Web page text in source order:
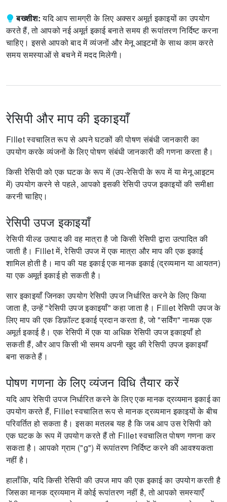
बख्शीश: यदि आप सामग्री के लिए अक्सर अमूर्त इकाइयों का उपयोग
करते हैं, तो आपको नई अमूर्त इकाई बनाते समय ही रूपांतरण निर्दिष्ट करना
चाहिए। इससे आपको बाद में व्यंजनों और मेनू आइटमों के साथ काम करते
समय समस्याओं से बचने में मदद मिलेगी।
रेसिपी और माप की इकाइयाँ
Fillet स्वचालित रूप से अपने घटकों की पोषण संबंधी जानकारी का
उपयोग करके व्यंजनों के लिए पोषण संबंधी जानकारी की गणना करता है।
किसी रेसिपी को एक घटक के रूप में (उप-रेसिपी के रूप में या मेनू आइटम
में) उपयोग करने से पहले, आपको इसकी रेसिपी उपज इकाइयों की समीक्षा
करनी चाहिए।
रेसिपी उपज इकाइयाँ
रेसिपी यील्ड उत्पाद की वह मात्रा है जो किसी रेसिपी द्वारा उत्पादित की
जाती है। Fillet में, रेसिपी उपज में एक मात्रा और माप की एक इकाई
शामिल होती है। माप की यह इकाई एक मानक इकाई (द्रव्यमान या आयतन)
या एक अमूर्त इकाई हो सकती है।
सार इकाइयाँ जिनका उपयोग रेसिपी उपज निर्धारित करने के लिए किया
जाता है, उन्हें "रेसिपी उपज इकाइयाँ" कहा जाता है। Fillet रेसिपी उपज के
लिए माप की एक डिफ़ॉल्ट इकाई प्रदान करता है, जो "सर्विंग" नामक एक
अमूर्त इकाई है। एक रेसिपी में एक या अधिक रेसिपी उपज इकाइयाँ हो
सकती हैं, और आप किसी भी समय अपनी खुद की रेसिपी उपज इकाइयाँ
बना सकते हैं।
पोषण गणना के लिए व्यंजन विधि तैयार करें
यदि आप रेसिपी उपज निर्धारित करने के लिए एक मानक द्रव्यमान इकाई का
उपयोग करते हैं, Fillet स्वचालित रूप से मानक द्रव्यमान इकाइयों के बीच
परिवर्तित हो सकता है। इसका मतलब यह है कि जब आप उस रेसिपी को
एक घटक के रूप में उपयोग करते हैं तो Fillet स्वचालित पोषण गणना कर
सकता है। आपको ग्राम ("g") में रूपांतरण निर्दिष्ट करने की आवश्यकता
नहीं है।
हालाँकि, यदि किसी रेसिपी की उपज माप की एक इकाई का उपयोग करती है
जिसका मानक द्रव्यमान में कोई रूपांतरण नहीं है, तो आपको समस्याएँ